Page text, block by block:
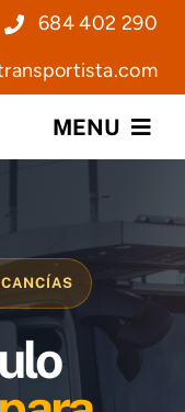
684 402 290
MENU